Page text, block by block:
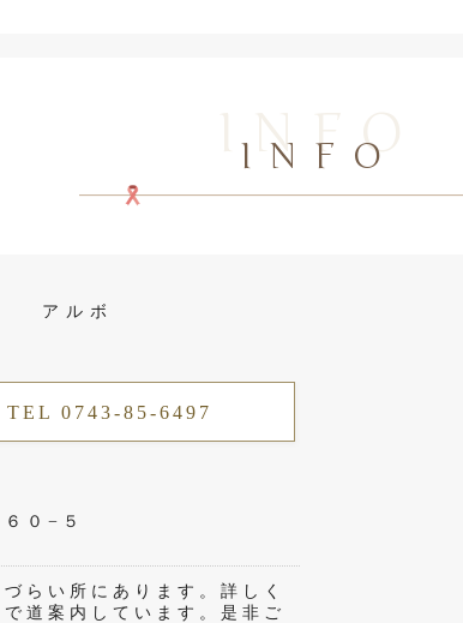
INFO
INFO
アルボ
TEL 0743-85-6497
０−５
らい所にあります。詳しく
道案内しています。是非ご